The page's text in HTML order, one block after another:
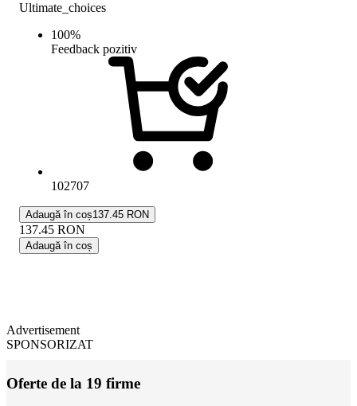
Ultimate_choices
100%
Feedback pozitiv
102707
Adaugă în coș137.45 RON
137.45 RON
Adaugă în coș
Advertisement
SPONSORIZAT
Oferte de la 19 firme